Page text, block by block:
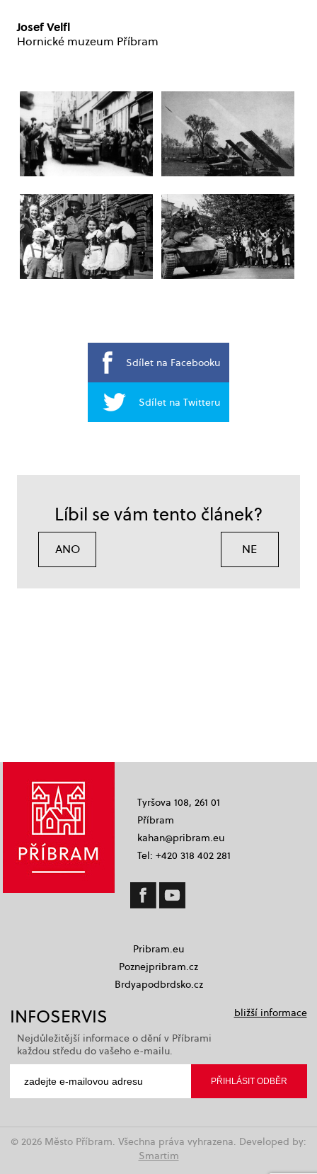
Josef Velfl
Hornické muzeum Příbram
Sdílet na Facebooku
Sdílet na Twitteru
Líbil se vám tento článek?
ANO NE
Tyršova 108, 261 01
Příbram
kahan@pribram.eu
Tel: +420 318 402 281
Pribram.eu
Poznejpribram.cz
Brdyapodbrdsko.cz
INFOSERVIS
bližší informace
Nejdůležitější informace o dění v Příbrami
každou středu do vašeho e-mailu.
© 2026 Město Příbram. Všechna práva vyhrazena. Developed by:
Smartim